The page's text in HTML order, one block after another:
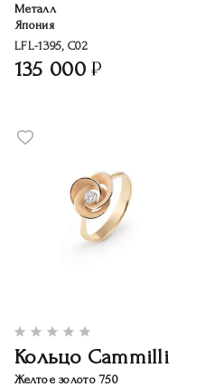
Металл
Япония
LFL-1395, C02
135 000
Кольцо Cammilli
Желтое золото 750